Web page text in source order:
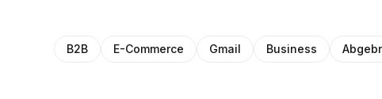
B2B E-Commerce Gmail Business